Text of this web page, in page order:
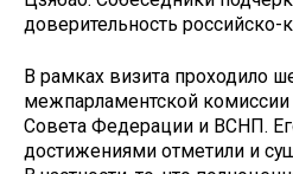
доверительность российско-
В рамках визита проходило
межпарламентской комиссии
Совета Федерации и ВСНП.
достижениями отметили и